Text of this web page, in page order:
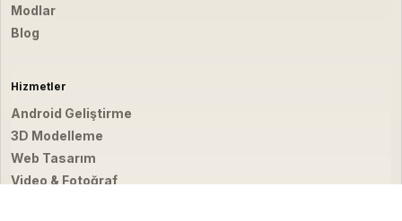
Modlar
Blog
Hizmetler
Android Geliştirme
3D Modelleme
Web Tasarım
Video & Fotoğraf